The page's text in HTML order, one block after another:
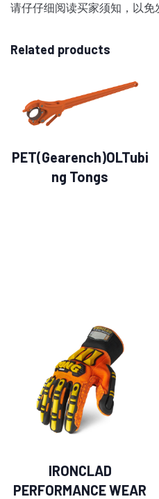
请仔仔细阅读买家须知，以免
Related products
PET(Gearench)OLTubi
ng Tongs
IRONCLAD
PERFORMANCE WEAR